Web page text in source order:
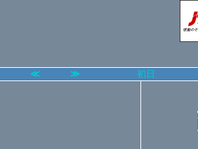
≪ ≫ 初日